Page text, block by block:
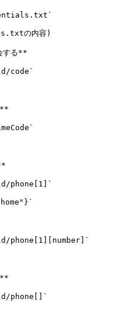
の内容)
する**
code`
**
phone[1]`
phone[1][number]`
**
phone[]`